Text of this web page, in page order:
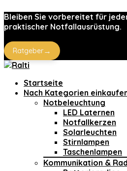
Bleiben Sie vorbereitet für
praktischer Notfallausrüstung.
Ratgeber→
Startseite
Nach Kategorien
Notbeleuchtung
LED Laternen
Notfallkerzen
Solarleuchten
Stirnlampen
Taschenlampen
Kommunikation &